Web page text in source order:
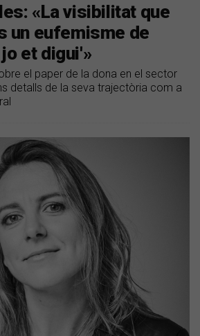
«La visibilitat que
un eufemisme de
et digui'»
el paper de la dona en el sector
detalls de la seva trajectòria com a